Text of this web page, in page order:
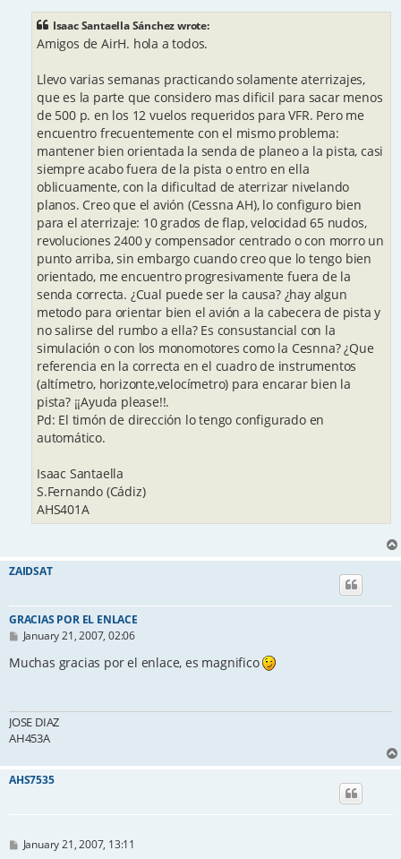
Isaac Santaella Sánchez wrote:
Amigos de AirH. hola a todos.
Llevo varias semanas practicando solamente aterrizajes,
que es la parte que considero mas dificil para sacar menos
de 500 p. en los 12 vuelos requeridos para VFR. Pero me
encuentro frecuentemente con el mismo problema:
mantener bien orientada la senda de planeo a la pista, casi
siempre acabo fuera de la pista o entro en ella
oblicuamente, con la dificultad de aterrizar nivelando
planos. Creo que el avión (Cessna AH), lo configuro bien
para el aterrizaje: 10 grados de flap, velocidad 65 nudos,
revoluciones 2400 y compensador centrado o con morro un
punto arriba, sin embargo cuando creo que lo tengo bien
orientado, me encuentro progresivamente fuera de la
senda correcta. ¿Cual puede ser la causa? ¿hay algun
metodo para orientar bien el avión a la cabecera de pista y
no salirse del rumbo a ella? Es consustancial con la
simulación o con los monomotores como la Cesnna? ¿Que
referencia en la correcta en el cuadro de instrumentos
(altímetro, horizonte,velocímetro) para encarar bien la
pista? ¡¡Ayuda please!!.
Pd: El timón de dirección lo tengo configurado en
automático.
Isaac Santaella
S.Fernando (Cádiz)
AHS401A
ZAIDSAT
GRACIAS POR EL ENLACE
P
s
t
January 21, 2007, 02:06
Muchas gracias por el enlace, es magnifico
JOSE DIAZ
AH453A
AHS7535
PJanuary 21, 2007, 13:11